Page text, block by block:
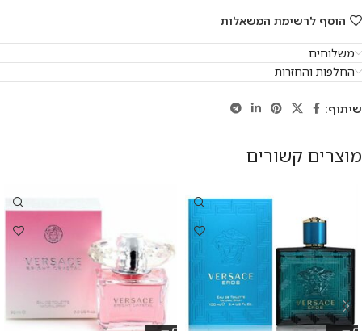
הוסף לרשימת המשאלות
משלוחים
החלפות והחזרות
שיתוף:
מוצרים קשורים